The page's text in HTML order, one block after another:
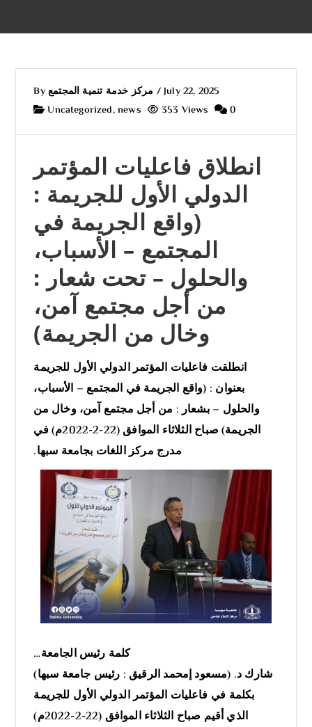
Byمركز خدمة تنمية المجتمع /July 22, 2025
Uncategorized,news 353 Views 0
انطلاق فاعليات المؤتمر
الدولي الأول للجريمة :
(واقع الجريمة في
المجتمع – الأسباب،
والحلول – تحت شعار :
من أجل مجتمع آمن،
وخال من الجريمة)
انطلقت فاعليات المؤتمر الدولي الأول للجريمة
بعنوان : (واقع الجريمة في المجتمع – الأسباب،
والحلول – بشعار : من أجل مجتمع آمن، وخال من
الجريمة) صباح الثلاثاء الموافق (22-2-2022م) في
مدرج مركز اللغات بجامعة سبها.
كلمة رئيس الجامعة…
شارك د. (مسعود إمحمد الرقيق : رئيس جامعة سبها)
بكلمة في فاعليات المؤتمر الدولي الأول للجريمة
الذي أقيم صباح الثلاثاء الموافق (22-2-2022م)